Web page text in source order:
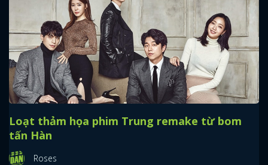
Loạt thảm họa phim Trung remake từ bom
tấn Hàn
Roses